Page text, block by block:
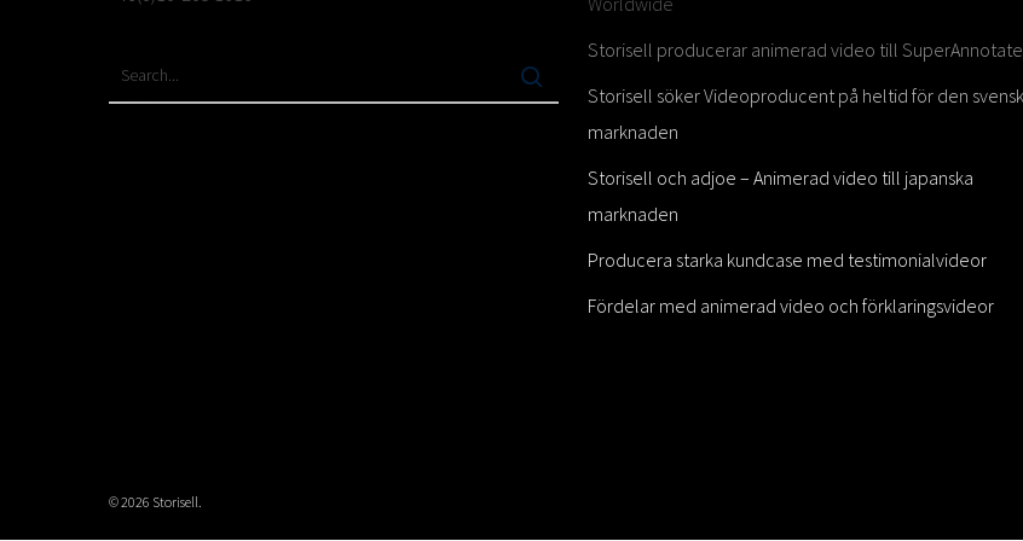
Storisell producerar animerad video till SuperAnnotate
Storisell söker Videoproducent på heltid för den
marknaden
Storisell och adjoe – Animerad video till japanska
marknaden
Producera starka kundcase med testimonialvideor
Fördelar med animerad video och förklaringsvideor
© 2026 Storisell.